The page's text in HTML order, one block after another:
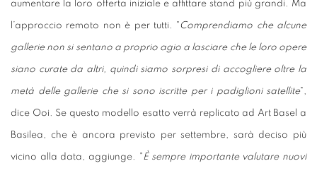
aumentare la loro offerta iniziale e affittare stand più grandi. Ma
l’approccio remoto non è per tutti. "Comprendiamo che alcune
gallerie non si sentano a proprio agio a lasciare che le loro opere
siano curate da altri, quindi siamo sorpresi di accogliere oltre la
metà delle gallerie che si sono iscritte per i padiglioni satellite",
dice Ooi. Se questo modello esatto verrà replicato ad Art Basel a
Basilea, che è ancora previsto per settembre, sarà deciso più
vicino alla data, aggiunge. "È sempre importante valutare nuovi